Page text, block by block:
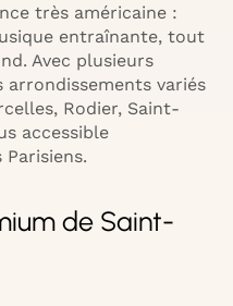
très américaine :
entraînante, tout
Avec plusieurs
arrondissements variés
Rodier, Saint-
accessible
de Saint-